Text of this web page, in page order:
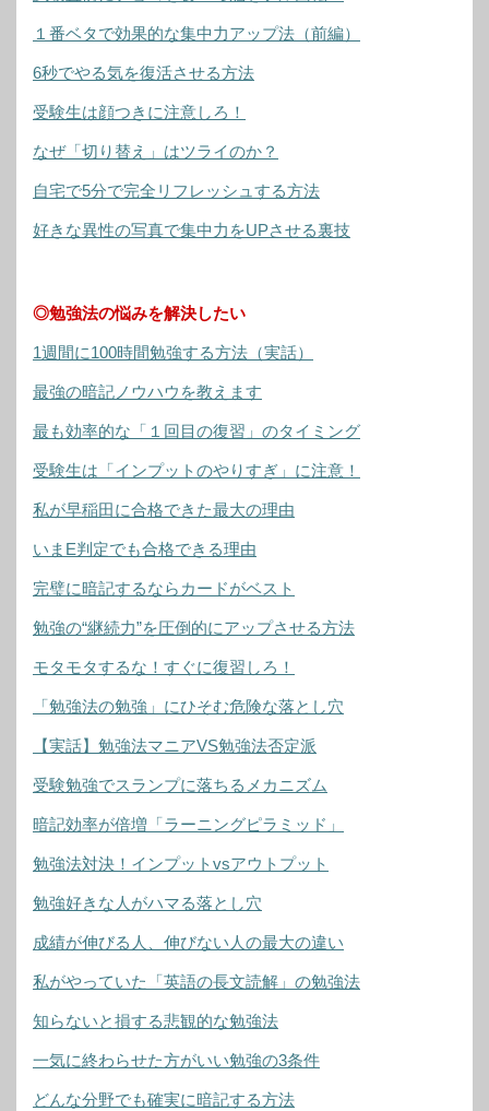
１番ベタで効果的な集中力アップ法（前編）
6秒でやる気を復活させる方法
受験生は顔つきに注意しろ！
なぜ「切り替え」はツライのか？
自宅で5分で完全リフレッシュする方法
好きな異性の写真で集中力をUPさせる裏技
◎勉強法の悩みを解決したい
1週間に100時間勉強する方法（実話）
最強の暗記ノウハウを教えます
最も効率的な「１回目の復習」のタイミング
受験生は「インプットのやりすぎ」に注意！
私が早稲田に合格できた最大の理由
いまE判定でも合格できる理由
完璧に暗記するならカードがベスト
勉強の“継続力”を圧倒的にアップさせる方法
モタモタするな！すぐに復習しろ！
「勉強法の勉強」にひそむ危険な落とし穴
【実話】勉強法マニアVS勉強法否定派
受験勉強でスランプに落ちるメカニズム
暗記効率が倍増「ラーニングピラミッド」
勉強法対決！インプットvsアウトプット
勉強好きな人がハマる落とし穴
成績が伸びる人、伸びない人の最大の違い
私がやっていた「英語の長文読解」の勉強法
知らないと損する悲観的な勉強法
一気に終わらせた方がいい勉強の3条件
どんな分野でも確実に暗記する方法